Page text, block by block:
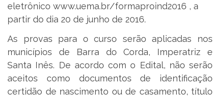
eletrônico www.uema.br/formaproind2016 , a
partir do dia 20 de junho de 2016.
As provas para o curso serão aplicadas nos
municípios de Barra do Corda, Imperatriz e
Santa Inês. De acordo com o Edital, não serão
aceitos como documentos de identificação
certidão de nascimento ou de casamento, título